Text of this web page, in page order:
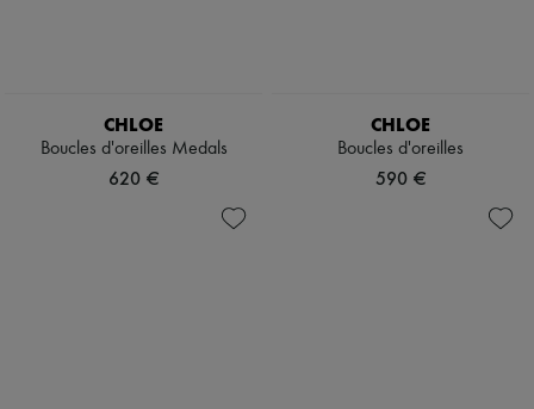
CHLOE
Boucles d'oreilles Medals
620 €
CHLOE
Boucles d'oreilles
590 €